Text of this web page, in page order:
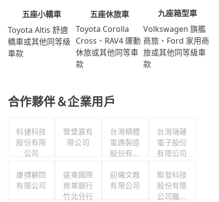
五座小轎車
Toyota Altis 舒適
轎車或其他同等級
車款
五座休旅車
Toyota Corolla
Cross、RAV4 運動
休旅或其他同等車
款
九座箱型車
Volkswagen 旗艦
商旅、Ford 家用商
旅或其他同等級車
款
合作夥伴＆企業用戶
科捷科技
股份有限
公司
營堡嘉有
限公司
台灣積體
電路製造
股份有限
台灣瑞薩
電子股份
有限公司
康搏顧問
有限公司
遠東國際
商業銀行
竹北分行
迎曦文教
有限公司
聯發科技
股份有限
公司職工